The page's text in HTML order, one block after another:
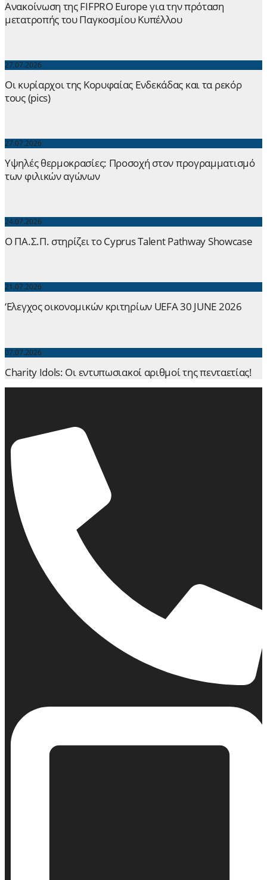
Ανακοίνωση της FIFPRO Europe για την πρόταση
μετατροπής του Παγκοσμίου Κυπέλλου
27.07.2026
Οι κυρίαρχοι της Κορυφαίας Ενδεκάδας και τα ρεκόρ
τους (pics)
27.07.2026
Yψηλές θερμοκρασίες: Προσοχή στον προγραμματισμό
των φιλικών αγώνων
24.07.2026
Ο ΠΑ.Σ.Π. στηρίζει το Cyprus Talent Pathway Showcase
21.07.2026
‘Ελεγχος οικονομικών κριτηρίων UEFA 30 JUNE 2026
07.07.2026
Charity Idols: Οι εντυπωσιακοί αριθμοί της πενταετίας!